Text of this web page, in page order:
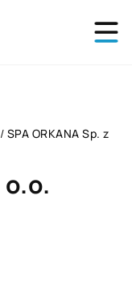
/ SPA ORKANA Sp. z
o.o.